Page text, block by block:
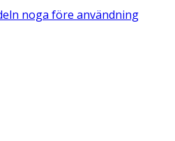
noga före användning